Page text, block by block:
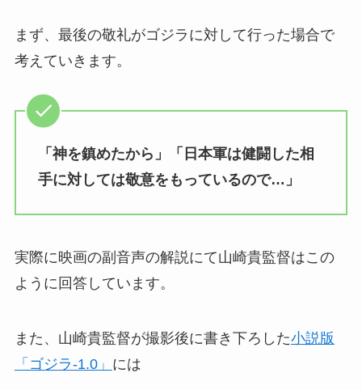
まず、最後の敬礼がゴジラに対して行った場合で
考えていきます。
「神を鎮めたから」「日本軍は健闘した相
手に対しては敬意をもっているので…」
実際に映画の副音声の解説にて山崎貴監督はこの
ように回答しています。
また、山崎貴監督が撮影後に書き下ろした小説版
「ゴジラ-1.0」 には